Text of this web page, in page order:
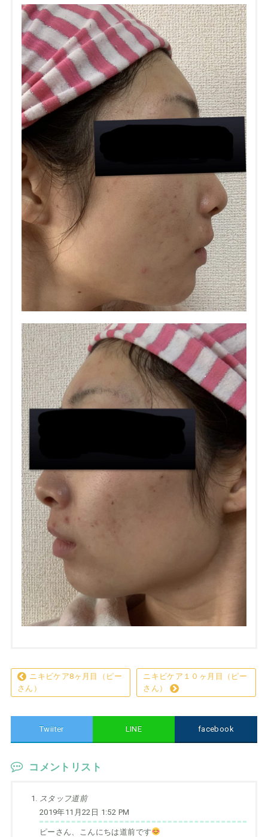
ニキビケア8ヶ月目（ピー
さん）
ニキビケア１０ヶ月目（ピー
さん）
Twiiter LINE facebook
コメントリスト
スタッフ道前
2019年11月22日 1:52 PM
ピーさん、こんにちは道前です